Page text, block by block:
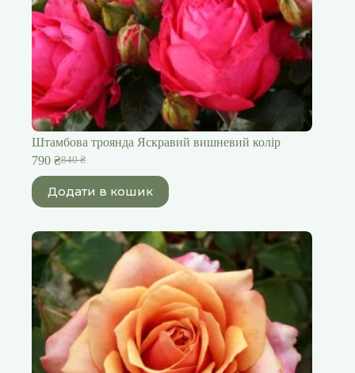
Штамбова троянда Яскравий вишневий колір
840₴
Оригінальна
ціна:
840 ₴.
790 ₴Поточна
ціна:
790 ₴.
Додати в кошик